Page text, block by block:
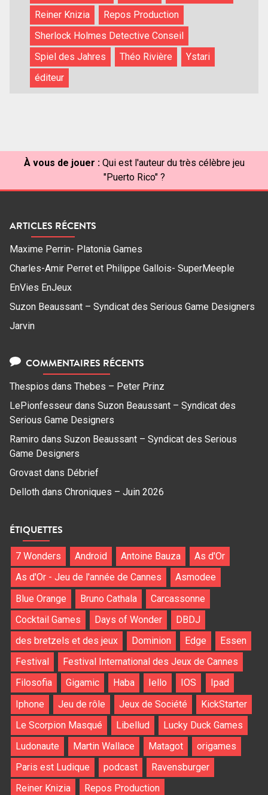
Reiner Knizia
Repos Production
Sherlock Holmes Detective Conseil
Spiel des Jahres
Théo Rivière
Ystari
éditeur
À vous de jouer : Qui est l'auteur du très célèbre jeu
"Puerto Rico" ?
ARTICLES RÉCENTS
Maxime Perrin- Platonia Games
Charles-Amir Perret et Philippe Gallois- SuperMeeple
EnVies EnJeux
Suzon Beaussant – Syndicat des Serious Game Designers
Jarvin
COMMENTAIRES RÉCENTS
Thespios dans Thebes – Peter Prinz
LePionfesseur dans Suzon Beaussant – Syndicat des
Serious Game Designers
Ramiro dans Suzon Beaussant – Syndicat des Serious
Game Designers
Grovast dans Débrief
Delloth dans Chroniques – Juin 2026
ÉTIQUETTES
7 Wonders Android Antoine Bauza
As d'Or
As d'Or - Jeu de l'année de Cannes
Asmodee
Blue Orange
Bruno Cathala
Carcassonne
Cocktail Games
Days of Wonder
DBDJ
des bretzels et des jeux
Dominion Edge
Essen
Festival
Festival International des Jeux de Cannes
Filosofia
Gigamic Haba Iello IOS
Ipad
Iphone
Jeu de rôle Jeux de Société
KickStarter
Le Scorpion Masqué
Libellud
Lucky Duck Games
Ludonaute
Martin Wallace Matagot
origames
Paris est Ludique
podcast
Ravensburger
Reiner Knizia
Repos Production